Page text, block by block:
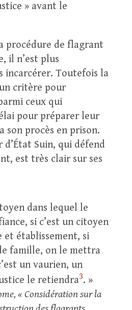
» avant le
procédure de flagrant
il n’est plus
incarcérer. Toutefois la
critère pour
ceux qui
pour préparer leur
son procès en prison.
d’État Suin, qui défend
est très clair sur ses
dans lequel le
si c’est un citoyen
et établissement, si
famille, on le mettra
un vaurien, un
le retiendra3. »
« Considération sur la